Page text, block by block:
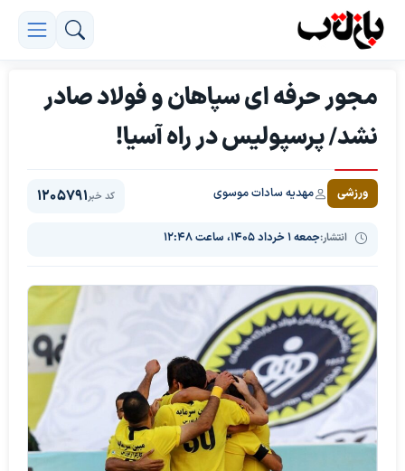
مجور حرفه ای سپاهان و فولاد صادر
نشد/ پرسپولیس در راه آسیا!
ورزشی مهدیه سادات موسوی
انتشار:جمعه ۱ خرداد ۱۴۰۵، ساعت ۱۲:۴۸
کد خبر1205791